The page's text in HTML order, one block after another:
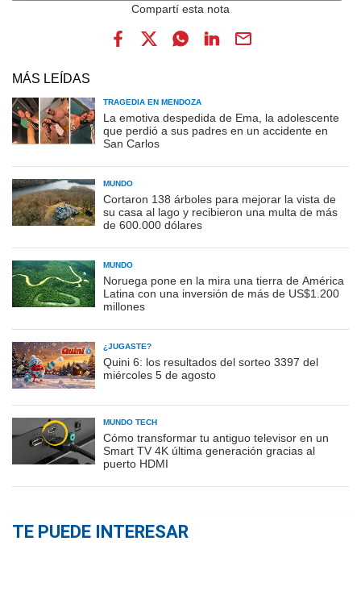
MÁS LEÍDAS
TRAGEDIA EN MENDOZA
La emotiva despedida de Ema, la adolescente
que perdió a sus padres en un accidente en
San Carlos
MUNDO
Cortaron 138 árboles para mejorar la vista de
su casa al lago y recibieron una multa de más
de 600.000 dólares
MUNDO
Noruega pone en la mira una tierra de América
Latina con una inversión de más de US$1.200
millones
¿JUGASTE?
Quini 6: los resultados del sorteo 3397 del
miércoles 5 de agosto
MUNDO TECH
Cómo transformar tu antiguo televisor en un
Smart TV 4K última generación gracias al
puerto HDMI
TE PUEDE INTERESAR